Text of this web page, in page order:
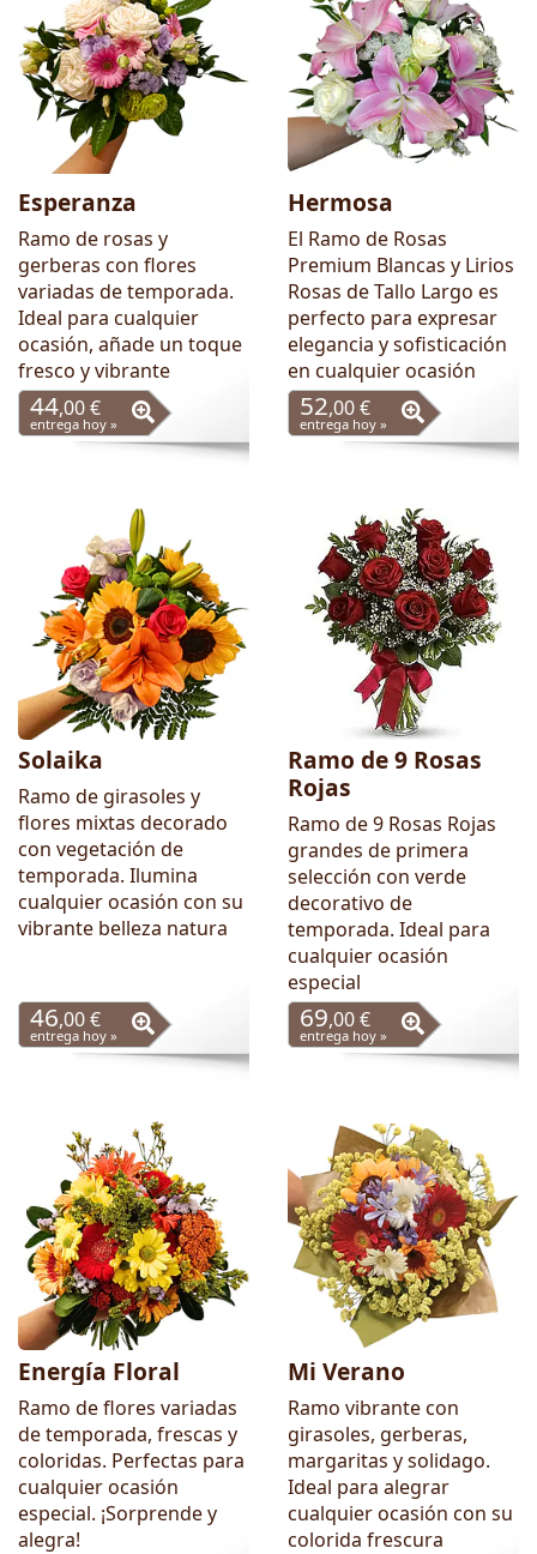
Esperanza
Ramo de rosas y
gerberas con flores
variadas de temporada.
Ideal para cualquier
ocasión, añade un toque
fresco y vibrante
44,00 €
entrega hoy »
Hermosa
El Ramo de Rosas
Premium Blancas y Lirios
Rosas de Tallo Largo es
perfecto para expresar
elegancia y sofisticación
en cualquier ocasión
52,00 €
entrega hoy »
Solaika
Ramo de girasoles y
flores mixtas decorado
con vegetación de
temporada. Ilumina
cualquier ocasión con su
vibrante belleza natura
46,00 €
entrega hoy »
Ramo de 9 Rosas
Rojas
Ramo de 9 Rosas Rojas
grandes de primera
selección con verde
decorativo de
temporada. Ideal para
cualquier ocasión
especial
69,00 €
entrega hoy »
Energía Floral
Ramo de flores variadas
de temporada, frescas y
coloridas. Perfectas para
cualquier ocasión
especial. ¡Sorprende y
alegra!
Mi Verano
Ramo vibrante con
girasoles, gerberas,
margaritas y solidago.
Ideal para alegrar
cualquier ocasión con su
colorida frescura